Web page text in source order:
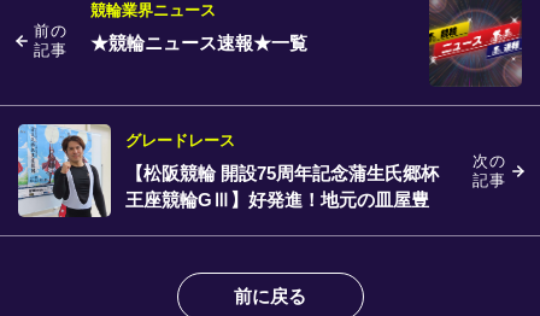
前の
記事
競輪業界ニュース
★競輪ニュース速報★一覧
次の
記事
グレードレース
【松阪競輪 開設75周年記念蒲生氏郷杯
王座競輪GⅢ】好発進！地元の皿屋豊
前に戻る